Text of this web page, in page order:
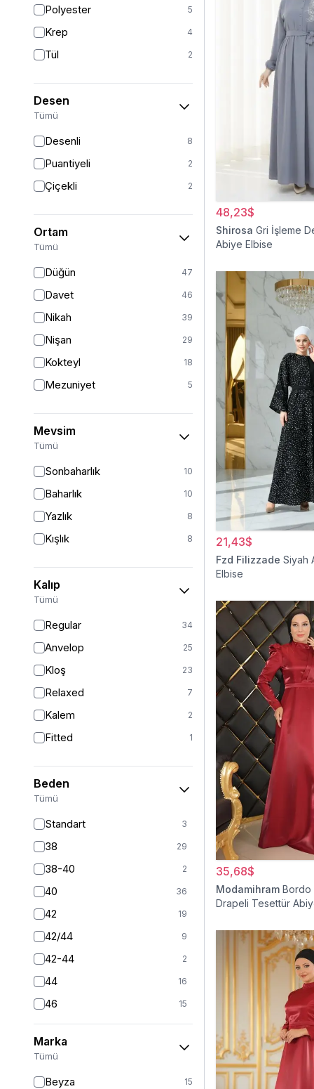
Polyester 5
Krep 4
Tül 2
Desen
Tümü
Desenli 8
Puantiyeli 2
Çiçekli 2
Ortam
Tümü
Düğün 47
Davet 46
Nikah 39
Nişan 29
Kokteyl 18
Mezuniyet 5
Mevsim
Tümü
Sonbaharlık 10
Baharlık 10
Yazlık 8
Kışlık 8
Kalıp
Tümü
Regular 34
Anvelop 25
Kloş 23
Relaxed 7
Kalem 2
Fitted 1
Beden
Tümü
Standart 3
38 29
38-40 2
40 36
42 19
42/44 9
42-44 2
44 16
46 15
46/48 11
48 14
Marka
Tümü
Beyza 15
48,23$
Shirosa Gri İşleme
Abiye Elbise
21,43$
Fzd Filizzade Siyah
Elbise
35,68$
Modamihram Bordo
Drapeli Tesettür